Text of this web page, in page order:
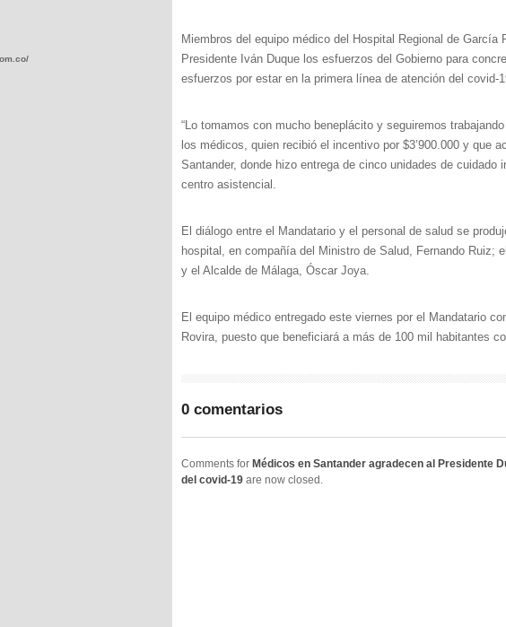
Miembros del equipo médico del Hospital Regional de García
Presidente Iván Duque los esfuerzos del Gobierno para
esfuerzos por estar en la primera línea de atención del covid-
“Lo tomamos con mucho beneplácito y seguiremos
los médicos, quien recibió el incentivo por $3’900.000 y que
Santander, donde hizo entrega de cinco unidades de cuidado
centro asistencial.
El diálogo entre el Mandatario y el personal de salud se
hospital, en compañía del Ministro de Salud, Fernando Ruiz;
y el Alcalde de Málaga, Óscar Joya.
El equipo médico entregado este viernes por el Mandatario
Rovira, puesto que beneficiará a más de 100 mil habitantes
0 comentarios
Comments for Médicos en Santander agradecen al Presidente
del covid-19 are now closed.
wp-